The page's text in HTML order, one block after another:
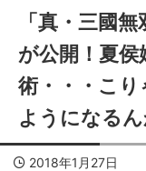
「真・三國
が公開！夏
術・・・こ
ようになる
2018年1月27日